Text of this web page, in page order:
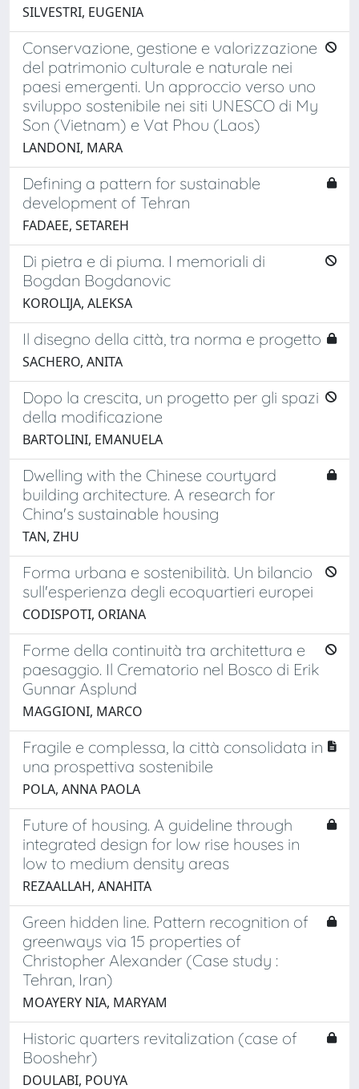
SILVESTRI, EUGENIA
Conservazione, gestione e valorizzazione
del patrimonio culturale e naturale nei
paesi emergenti. Un approccio verso uno
sviluppo sostenibile nei siti UNESCO di My
Son (Vietnam) e Vat Phou (Laos)
LANDONI, MARA
Defining a pattern for sustainable
development of Tehran
FADAEE, SETAREH
Di pietra e di piuma. I memoriali di
Bogdan Bogdanovic
KOROLIJA, ALEKSA
Il disegno della città, tra norma e progetto
SACHERO, ANITA
Dopo la crescita, un progetto per gli spazi
della modificazione
BARTOLINI, EMANUELA
Dwelling with the Chinese courtyard
building architecture. A research for
China's sustainable housing
TAN, ZHU
Forma urbana e sostenibilità. Un bilancio
sull'esperienza degli ecoquartieri europei
CODISPOTI, ORIANA
Forme della continuità tra architettura e
paesaggio. Il Crematorio nel Bosco di Erik
Gunnar Asplund
MAGGIONI, MARCO
Fragile e complessa, la città consolidata in
una prospettiva sostenibile
POLA, ANNA PAOLA
Future of housing. A guideline through
integrated design for low rise houses in
low to medium density areas
REZAALLAH, ANAHITA
Green hidden line. Pattern recognition of
greenways via 15 properties of
Christopher Alexander (Case study :
Tehran, Iran)
MOAYERY NIA, MARYAM
Historic quarters revitalization (case of
Booshehr)
DOULABI, POUYA